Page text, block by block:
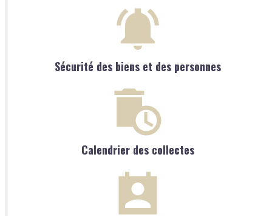
Sécurité des biens et des personnes
Calendrier des collectes